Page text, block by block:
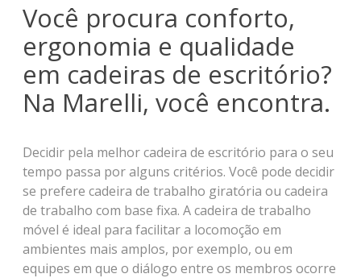
Você procura conforto,
ergonomia e qualidade
em cadeiras de escritório?
Na Marelli, você encontra.
Decidir pela melhor cadeira de escritório para o seu
tempo passa por alguns critérios. Você pode decidir
se prefere cadeira de trabalho giratória ou cadeira
de trabalho com base fixa. A cadeira de trabalho
móvel é ideal para facilitar a locomoção em
ambientes mais amplos, por exemplo, ou em
equipes em que o diálogo entre os membros ocorre